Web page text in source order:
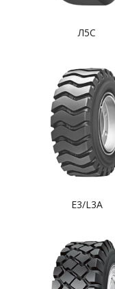
Л5С
Е3/L3A